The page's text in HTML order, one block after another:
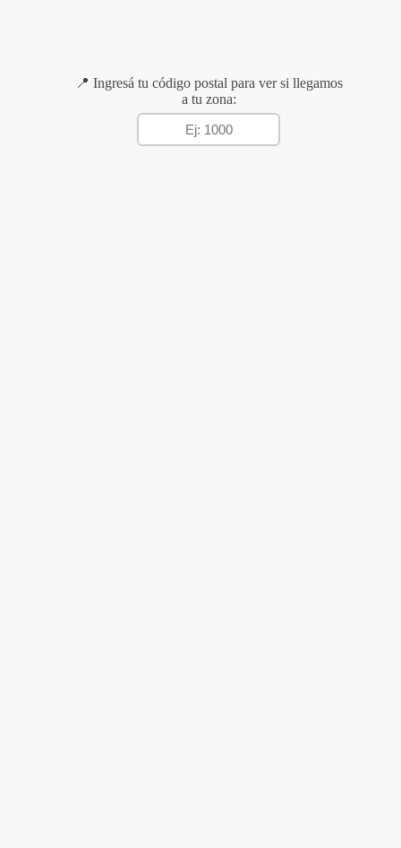
📍 Ingresá tu código postal para ver si llegamos
a tu zona: